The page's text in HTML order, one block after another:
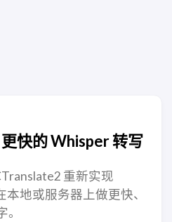
快的 Whisper 转写
重新实现
地或服务器上做更快、